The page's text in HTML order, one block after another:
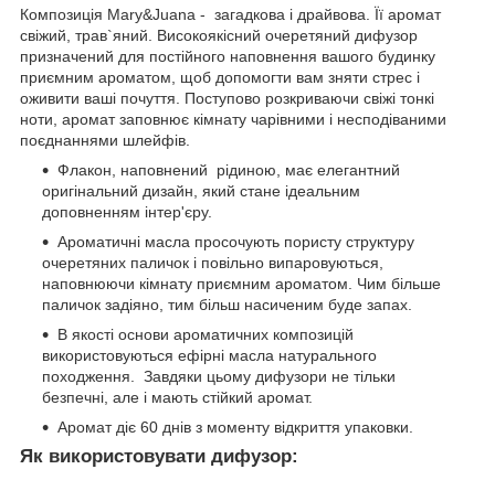
Композиція Mary&Juana - загадкова і драйвова. Її аромат
свіжий, трав`яний. Високоякісний очеретяний дифузор
призначений для постійного наповнення вашого будинку
приємним ароматом, щоб допомогти вам зняти стрес і
оживити ваші почуття. Поступово розкриваючи свіжі тонкі
ноти, аромат заповнює кімнату чарівними і несподіваними
поєднаннями шлейфів.
Флакон, наповнений рідиною, має елегантний
оригінальний дизайн, який стане ідеальним
доповненням інтер'єру.
Ароматичні масла просочують пористу структуру
очеретяних паличок і повільно випаровуються,
наповнюючи кімнату приємним ароматом. Чим більше
паличок задіяно, тим більш насиченим буде запах.
В якості основи ароматичних композицій
використовуються ефірні масла натурального
походження. Завдяки цьому дифузори не тільки
безпечні, але і мають стійкий аромат.
Аромат діє 60 днів з моменту відкриття упаковки.
Як використовувати дифузор: